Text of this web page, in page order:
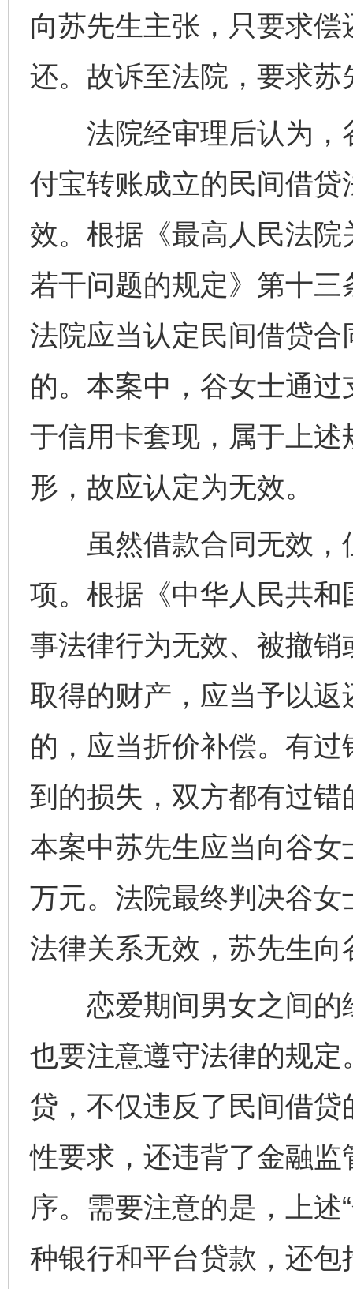
向苏先生主张，只要求
还。故诉至法院，要求
法院经审理后认为，
付宝转账成立的民间借
效。根据《最高人民法
若干问题的规定》第十
法院应当认定民间借贷
的。本案中，谷女士通
于信用卡套现，属于上
形，故应认定为无效。
虽然借款合同无效，
项。根据《中华人民共
事法律行为无效、被撤
取得的财产，应当予以
的，应当折价补偿。有
到的损失，双方都有过
本案中苏先生应当向谷
万元。法院最终判决谷
法律关系无效，苏先生
恋爱期间男女之间的
也要注意遵守法律的规
贷，不仅违反了民间借
性要求，还违背了金融
序。需要注意的是，上述
种银行和平台贷款，还包